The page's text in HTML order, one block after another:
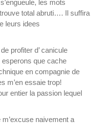
les mots
total abruti…. Il suffira
leurs idees
profiter d’ canicule
que cache
en compagnie de
m’en essaie trop!
entier la passion lequel
naivement a